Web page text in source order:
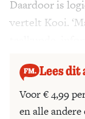
Daardoor is
vertelt Kooi.
Lees
Voor € 4,99
en alle